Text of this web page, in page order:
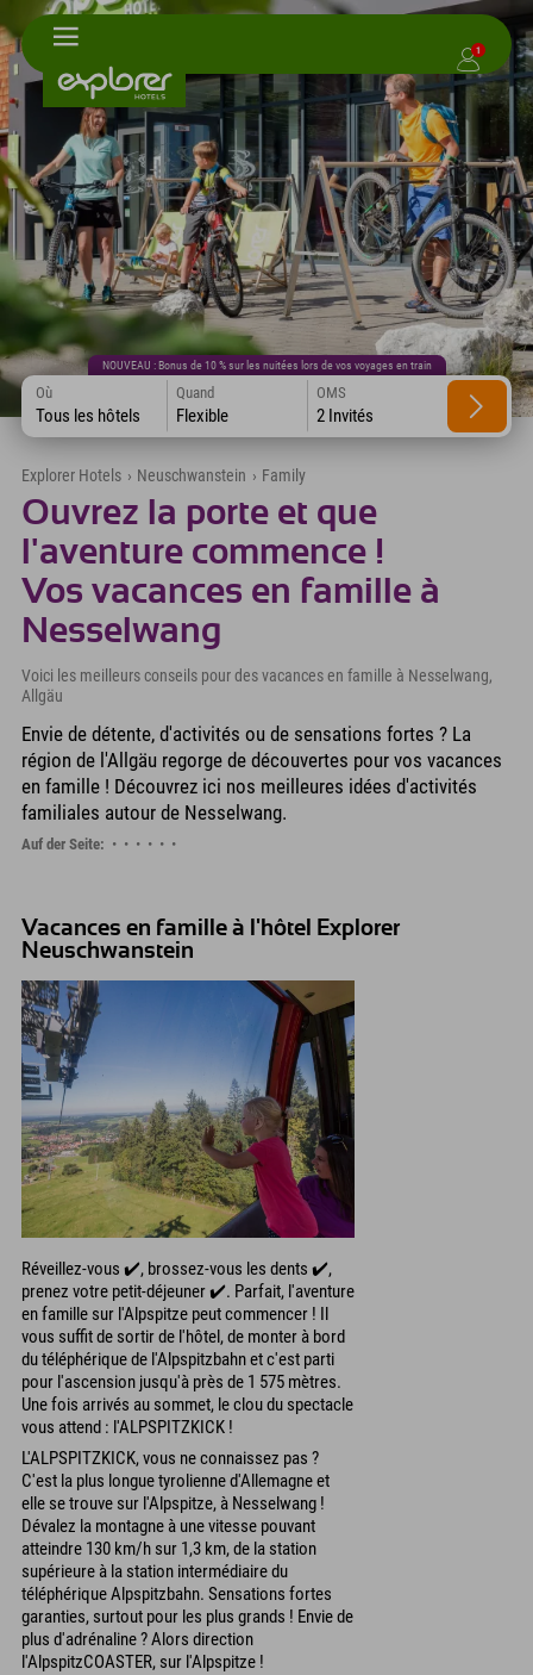
1
NOUVEAU : Bonus de 10 % sur les nuitées lors de vos voyages en train
Où
Tous les hôtels
Quand
Flexible
OMS
2 Invités
Explorer Hotels › Neuschwanstein › Family
Ouvrez la porte et que
l'aventure commence !
Vos vacances en famille à
Nesselwang
Voici les meilleurs conseils pour des vacances en famille à Nesselwang,
Allgäu
Envie de détente, d'activités ou de sensations fortes ? La
région de l'Allgäu regorge de découvertes pour vos vacances
en famille ! Découvrez ici nos meilleures idées d'activités
familiales autour de Nesselwang.
Auf der Seite:
Vacances en famille à l'hôtel Explorer
Neuschwanstein
Réveillez-vous ✔️, brossez-vous les dents ✔️,
prenez votre petit-déjeuner ✔️. Parfait, l'aventure
en famille sur l'Alpspitze peut commencer ! Il
vous suffit de sortir de l'hôtel, de monter à bord
du téléphérique de l'Alpspitzbahn et c'est parti
pour l'ascension jusqu'à près de 1 575 mètres.
Une fois arrivés au sommet, le clou du spectacle
vous attend : l'ALPSPITZKICK !
L'ALPSPITZKICK, vous ne connaissez pas ?
C'est la plus longue tyrolienne d'Allemagne et
elle se trouve sur l'Alpspitze, à Nesselwang !
Dévalez la montagne à une vitesse pouvant
atteindre 130 km/h sur 1,3 km, de la station
supérieure à la station intermédiaire du
téléphérique Alpspitzbahn. Sensations fortes
garanties, surtout pour les plus grands ! Envie de
plus d'adrénaline ? Alors direction
l'AlpspitzCOASTER, sur l'Alpspitze !